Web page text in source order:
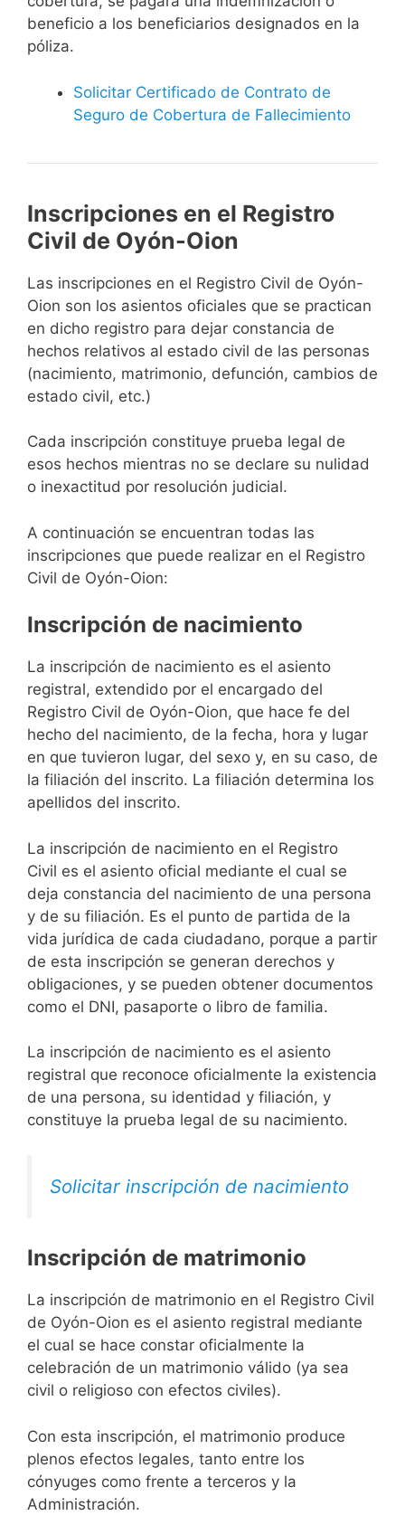
beneficio a los beneficiarios designados en la
póliza.
Solicitar Certificado de Contrato de
Seguro de Cobertura de Fallecimiento
Inscripciones en el Registro
Civil de Oyón-Oion
Las inscripciones en el Registro Civil de Oyón-
Oion son los asientos oficiales que se practican
en dicho registro para dejar constancia de
hechos relativos al estado civil de las personas
(nacimiento, matrimonio, defunción, cambios de
estado civil, etc.)
Cada inscripción constituye prueba legal de
esos hechos mientras no se declare su nulidad
o inexactitud por resolución judicial.
A continuación se encuentran todas las
inscripciones que puede realizar en el Registro
Civil de Oyón-Oion:
Inscripción de nacimiento
La inscripción de nacimiento es el asiento
registral, extendido por el encargado del
Registro Civil de Oyón-Oion, que hace fe del
hecho del nacimiento, de la fecha, hora y lugar
en que tuvieron lugar, del sexo y, en su caso, de
la filiación del inscrito. La filiación determina los
apellidos del inscrito.
La inscripción de nacimiento en el Registro
Civil es el asiento oficial mediante el cual se
deja constancia del nacimiento de una persona
y de su filiación. Es el punto de partida de la
vida jurídica de cada ciudadano, porque a partir
de esta inscripción se generan derechos y
obligaciones, y se pueden obtener documentos
como el DNI, pasaporte o libro de familia.
La inscripción de nacimiento es el asiento
registral que reconoce oficialmente la existencia
de una persona, su identidad y filiación, y
constituye la prueba legal de su nacimiento.
Solicitar inscripción de nacimiento
Inscripción de matrimonio
La inscripción de matrimonio en el Registro Civil
de Oyón-Oion es el asiento registral mediante
el cual se hace constar oficialmente la
celebración de un matrimonio válido (ya sea
civil o religioso con efectos civiles).
Con esta inscripción, el matrimonio produce
plenos efectos legales, tanto entre los
cónyuges como frente a terceros y la
Administración.